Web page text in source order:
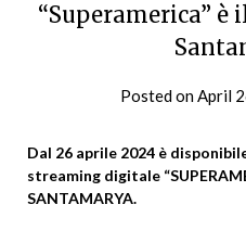
“Superamerica” è
Posted onApril
Dal 26 aprile 2024 è
streaming digitale
SANTAMARYA.